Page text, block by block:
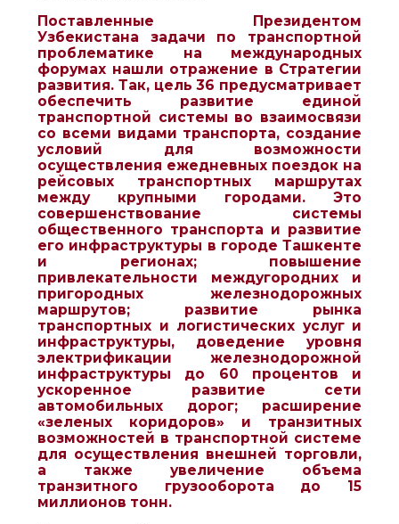
Поставленные Президентом
Узбекистана задачи по транспортной
проблематике на международных
форумах нашли отражение в Стратегии
развития. Так, цель 36 предусматривает
обеспечить развитие единой
транспортной системы во взаимосвязи
со всеми видами транспорта, создание
условий для возможности
осуществления ежедневных поездок на
рейсовых транспортных маршрутах
между крупными городами. Это
совершенствование системы
общественного транспорта и развитие
его инфраструктуры в городе Ташкенте
и регионах; повышение
привлекательности междугородних и
пригородных железнодорожных
маршрутов; развитие рынка
транспортных и логистических услуг и
инфраструктуры, доведение уровня
электрификации железнодорожной
инфраструктуры до 60 процентов и
ускоренное развитие сети
автомобильных дорог; расширение
«зеленых коридоров» и транзитных
возможностей в транспортной системе
для осуществления внешней торговли,
а также увеличение объема
транзитного грузооборота до 15
миллионов тонн.